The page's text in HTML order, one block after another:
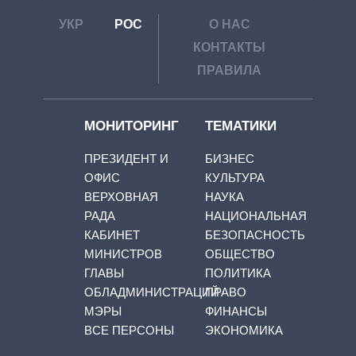
УКР РОС
О НАС
КОНТАКТЫ
ПРАВИЛА
МОНИТОРИНГ
ПРЕЗИДЕНТ И
ОФИС
ВЕРХОВНАЯ
РАДА
КАБИНЕТ
МИНИСТРОВ
ГЛАВЫ
ОБЛАДМИНИСТРАЦИЙ
МЭРЫ
ВСЕ ПЕРСОНЫ
ТЕМАТИКИ
БИЗНЕС
КУЛЬТУРА
НАУКА
НАЦИОНАЛЬНАЯ
БЕЗОПАСНОСТЬ
ОБЩЕСТВО
ПОЛИТИКА
ПРАВО
ФИНАНСЫ
ЭКОНОМИКА